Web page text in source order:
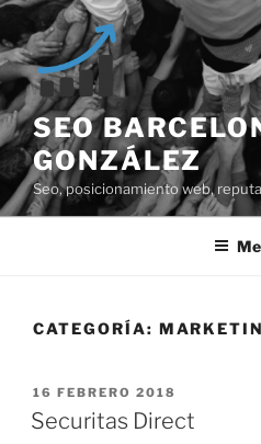
Saltar
al
contenido
SEO
GONZÁLEZ
Seo, posicionamiento web,
CATEGORÍA:
PUBLICADO
EL
16 FEBRERO 2018
Securitas Direct